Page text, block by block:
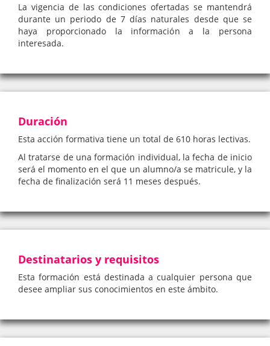
La vigencia de las condiciones ofertadas se mantendrá
durante un periodo de 7 días naturales desde que se
haya proporcionado la información a la persona
interesada.
Duración
Esta acción formativa tiene un total de 610 horas lectivas.
Al tratarse de una formación individual, la fecha de inicio
será el momento en el que un alumno/a se matricule, y la
fecha de finalización será 11 meses después.
Destinatarios y requisitos
Esta formación está destinada a cualquier persona que
desee ampliar sus conocimientos en este ámbito.